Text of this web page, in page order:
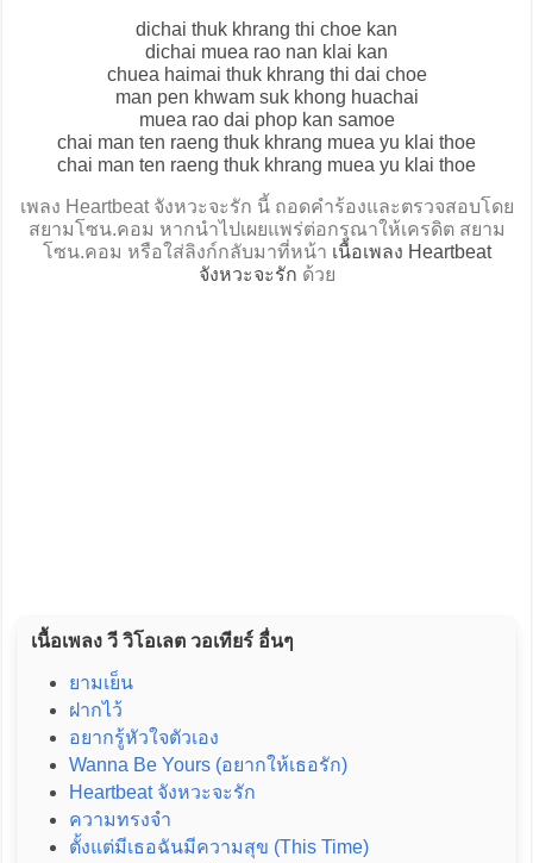
dichai thuk khrang thi choe kan
dichai muea rao nan klai kan
chuea haimai thuk khrang thi dai choe
man pen khwam suk khong huachai
muea rao dai phop kan samoe
chai man ten raeng thuk khrang muea yu klai thoe
chai man ten raeng thuk khrang muea yu klai thoe
เพลง Heartbeat จังหวะจะรัก นี้ ถอดคำร้องและตรวจสอบโดย
สยามโซน.คอม หากนำไปเผยแพร่ต่อกรุณาให้เครดิต สยาม
โซน.คอม หรือใส่ลิงก์กลับมาที่หน้า เนื้อเพลง Heartbeat
จังหวะจะรัก ด้วย
เนื้อเพลง วี วิโอเลต วอเทียร์ อื่นๆ
ยามเย็น
ฝากไว้
อยากรู้หัวใจตัวเอง
Wanna Be Yours (อยากให้เธอรัก)
Heartbeat จังหวะจะรัก
ความทรงจำ
ตั้งแต่มีเธอฉันมีความสุข (This Time)